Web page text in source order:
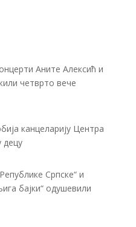
Аните Алексић и
четврто вече
канцеларију Центра
децу
Српске“ и
бајки“ одушевили